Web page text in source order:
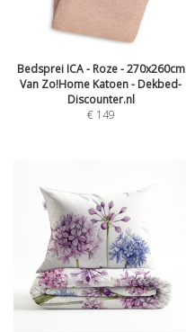
Bedsprei ICA - Roze - 270x260cm
Van Zo!Home Katoen - Dekbed-
Discounter.nl
€ 149